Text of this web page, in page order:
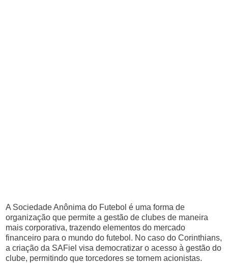
A Sociedade Anônima do Futebol é uma forma de
organização que permite a gestão de clubes de maneira
mais corporativa, trazendo elementos do mercado
financeiro para o mundo do futebol. No caso do Corinthians,
a criação da SAFiel visa democratizar o acesso à gestão do
clube, permitindo que torcedores se tornem acionistas.